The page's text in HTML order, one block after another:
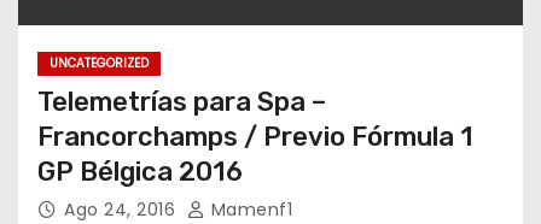
UNCATEGORIZED
Telemetrías para Spa –
Francorchamps / Previo Fórmula 1
GP Bélgica 2016
Ago 24, 2016 Mamenf1